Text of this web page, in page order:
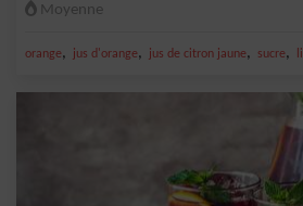
Moyenne
orange, jus d'orange, jus de citron jaune, sucre,